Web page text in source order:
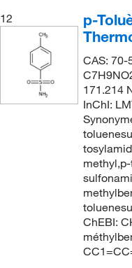
12
p-
CAS: 70-
171.214
InChI:
ChEBI: